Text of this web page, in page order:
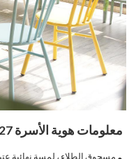
معلومات هوية الأسرة 727: